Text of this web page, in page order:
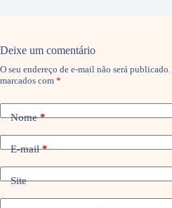
Deixe um comentário
O seu endereço de e-mail não será publicado.
marcados com *
Nome*
E-mail*
Site